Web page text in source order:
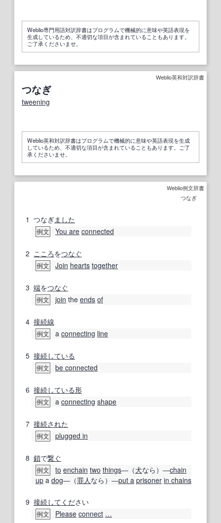
Weblio専門用語対訳辞書はプログラムで機械的に意味や英語表現を
生成しているため、不適切な項目が含まれていることもあります。
ご了承くださいませ。
Weblio英和対訳辞書
つなぎ
tweening
Weblio英和対訳辞書はプログラムで機械的に意味や英語表現を生成
しているため、不適切な項目が含まれていることもあります。ご了
承くださいませ。
Weblio例文辞書
つなぎ
1 つなぎました
例文 You are connected
2 こころをつなぐ
例文 Join hearts together
3 端をつなぐ
例文 join the ends of
4 接続線
例文 a connecting line
5 接続している
例文 be connected
6 接続している形
例文 a connecting shape
7 接続された
例文 plugged in
8 鎖で繋ぐ
例文 to enchain two things―（犬なら）―chain
up a dog―（罪人なら）―put a prisoner in chains
9 接続してください
例文 Please connect …